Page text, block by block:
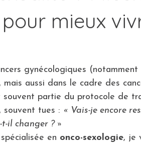
mieux
gynécologiques (notamment
mais aussi dans le cadre des
souvent partie du protocole de
souvent tues : « Vais-je encore
il changer ? »
en onco-sexologie, je